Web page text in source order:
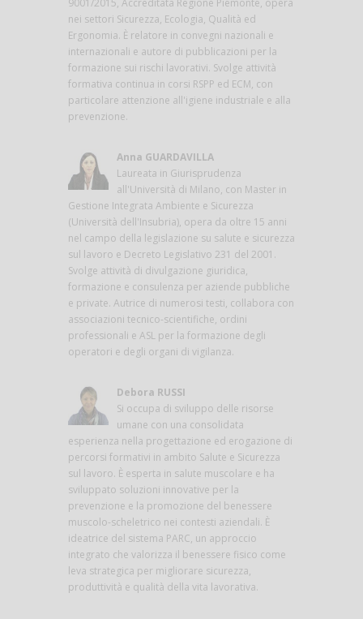
9001/2015, Accreditata Regione Piemonte, opera
nei settori Sicurezza, Ecologia, Qualità ed
Ergonomia. È relatore in convegni nazionali e
internazionali e autore di pubblicazioni per la
formazione sui rischi lavorativi. Svolge attività
formativa continua in corsi RSPP ed ECM, con
particolare attenzione all'igiene industriale e alla
prevenzione.
Anna GUARDAVILLA
Laureata in Giurisprudenza
all'Università di Milano, con Master in
Gestione Integrata Ambiente e Sicurezza
(Università dell'Insubria), opera da oltre 15 anni
nel campo della legislazione su salute e sicurezza
sul lavoro e Decreto Legislativo 231 del 2001.
Svolge attività di divulgazione giuridica,
formazione e consulenza per aziende pubbliche
e private. Autrice di numerosi testi, collabora con
associazioni tecnico-scientifiche, ordini
professionali e ASL per la formazione degli
operatori e degli organi di vigilanza.
Debora RUSSI
Si occupa di sviluppo delle risorse
umane con una consolidata
esperienza nella progettazione ed erogazione di
percorsi formativi in ambito Salute e Sicurezza
sul lavoro. È esperta in salute muscolare e ha
sviluppato soluzioni innovative per la
prevenzione e la promozione del benessere
muscolo-scheletrico nei contesti aziendali. È
ideatrice del sistema PARC, un approccio
integrato che valorizza il benessere fisico come
leva strategica per migliorare sicurezza,
produttività e qualità della vita lavorativa.